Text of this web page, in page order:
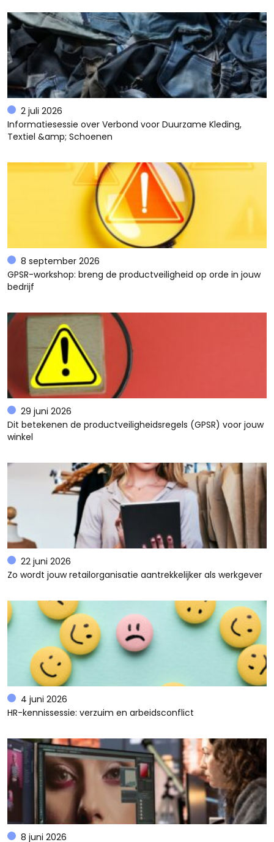
2 juli 2026
Informatiesessie over Verbond voor Duurzame Kleding,
Textiel &amp; Schoenen
8 september 2026
GPSR-workshop: breng de productveiligheid op orde in jouw
bedrijf
29 juni 2026
Dit betekenen de productveiligheidsregels (GPSR) voor jouw
winkel
22 juni 2026
Zo wordt jouw retailorganisatie aantrekkelijker als werkgever
4 juni 2026
HR-kennissessie: verzuim en arbeidsconflict
8 juni 2026